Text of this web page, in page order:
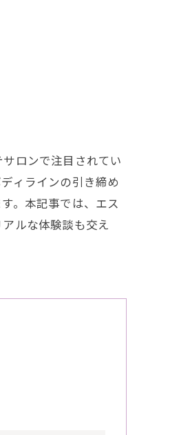
ロンで注目されてい
ィラインの引き締め
。本記事では、エス
ルな体験談も交え